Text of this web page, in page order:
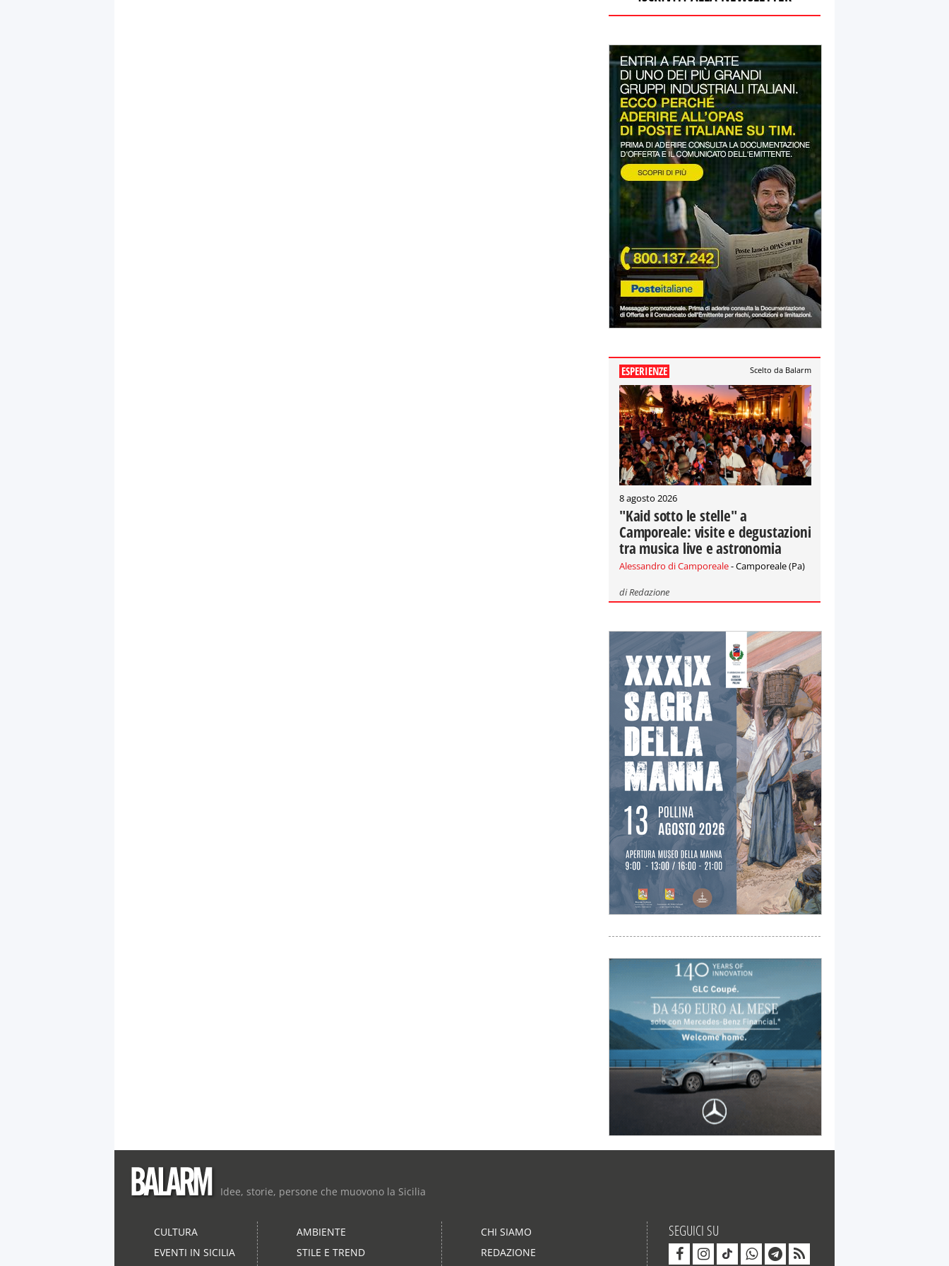
ESPERIENZE Scelto da Balarm
8 agosto 2026
"Kaid sotto le stelle" a
Camporeale: visite e degustazioni
tra musica live e astronomia
Alessandro di Camporeale- Camporeale (Pa)
diRedazione
Idee, storie, persone che muovono la Sicilia
CULTURA
EVENTI IN SICILIA
AMBIENTE
STILE E TREND
CHI SIAMO
REDAZIONE
SEGUICI SU